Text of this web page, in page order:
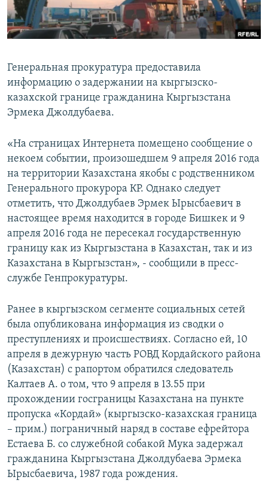
Генеральная прокуратура предоставила
информацию о задержании на кыргызско-
казахской границе гражданина Кыргызстана
Эрмека Джолдубаева.
«На страницах Интернета помещено сообщение о
некоем событии, произошедшем 9 апреля 2016 года
на территории Казахстана якобы с родственником
Генерального прокурора КР. Однако следует
отметить, что Джолдубаев Эрмек Ырысбаевич в
настоящее время находится в городе Бишкек и 9
апреля 2016 года не пересекал государственную
границу как из Кыргызстана в Казахстан, так и из
Казахстана в Кыргызстан», - сообщили в пресс-
службе Генпрокуратуры.
Ранее в кыргызском сегменте социальных сетей
была опубликована информация из сводки о
преступлениях и происшествиях. Согласно ей, 10
апреля в дежурную часть РОВД Кордайского района
(Казахстан) с рапортом обратился следователь
Калтаев А. о том, что 9 апреля в 13.55 при
прохождении госграницы Казахстана на пункте
пропуска «Кордай» (кыргызско-казахская граница
– прим.) пограничный наряд в составе ефрейтора
Естаева Б. со служебной собакой Мука задержал
гражданина Кыргызстана Джолдубаева Эрмека
Ырысбаевича, 1987 года рождения.